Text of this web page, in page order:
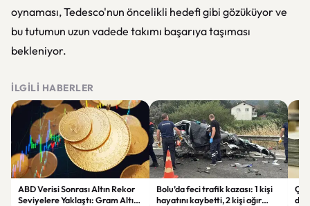
oynaması, Tedesco'nun öncelikli hedefi gibi gözüküyor ve
bu tutumun uzun vadede takımı başarıya taşıması
bekleniyor.
İLGILI HABERLER
ABD Verisi Sonrası Altın Rekor
Seviyelere Yaklaştı: Gram Altın
Bolu’da feci trafik kazası: 1 kişi
hayatını kaybetti, 2 kişi ağır